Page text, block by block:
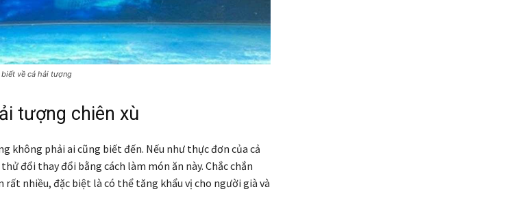
về cá hải tượng
tượng chiên xù
không phải ai cũng biết đến. Nếu như thực đơn của cả
đổi thay đổi bằng cách làm món ăn này. Chắc chắn
rất nhiều, đặc biệt là có thể tăng khẩu vị cho người già và